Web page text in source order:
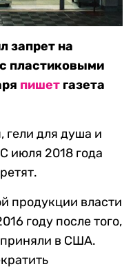
запрет на
пластиковыми
пишет газета
гели для душа и
июля 2018 года
продукции власти
году после того,
приняли в США.